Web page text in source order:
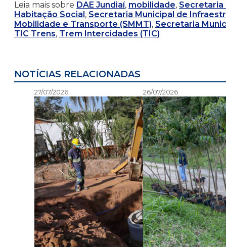
Leia mais sobre DAE Jundiaí, mobilidade, Secretaria
Habitação Social, Secretaria Municipal de
Mobilidade e Transporte (SMMT), Secretaria
TIC Trens, Trem Intercidades (TIC)
NOTÍCIAS RELACIONADAS
27/07/2026 26/07/2026